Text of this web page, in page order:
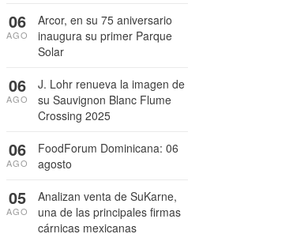
Arcor, en su 75 aniversario
inaugura su primer Parque
Solar
06
AGO
J. Lohr renueva la imagen de
su Sauvignon Blanc Flume
Crossing 2025
06
AGO
FoodForum Dominicana: 06
agosto
06
AGO
Analizan venta de SuKarne,
una de las principales firmas
cárnicas mexicanas
05
AGO